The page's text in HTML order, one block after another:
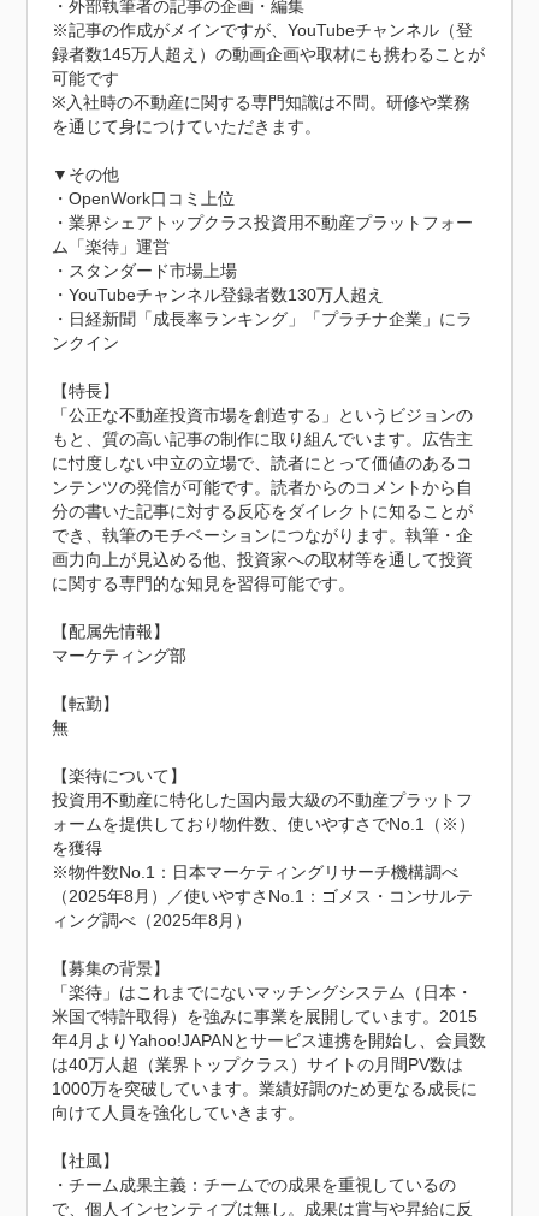
・外部執筆者の記事の企画・編集
※記事の作成がメインですが、YouTubeチャンネル（登
録者数145万人超え）の動画企画や取材にも携わることが
可能です
※入社時の不動産に関する専門知識は不問。研修や業務
を通じて身につけていただきます。
▼その他
・OpenWork口コミ上位
・業界シェアトップクラス投資用不動産プラットフォー
ム「楽待」運営
・スタンダード市場上場
・YouTubeチャンネル登録者数130万人超え
・日経新聞「成長率ランキング」「プラチナ企業」にラ
ンクイン
【特長】
「公正な不動産投資市場を創造する」というビジョンの
もと、質の高い記事の制作に取り組んでいます。広告主
に忖度しない中立の立場で、読者にとって価値のあるコ
ンテンツの発信が可能です。読者からのコメントから自
分の書いた記事に対する反応をダイレクトに知ることが
でき、執筆のモチベーションにつながります。執筆・企
画力向上が見込める他、投資家への取材等を通して投資
に関する専門的な知見を習得可能です。
【配属先情報】
マーケティング部
【転勤】
無
【楽待について】
投資用不動産に特化した国内最大級の不動産プラットフ
ォームを提供しており物件数、使いやすさでNo.1（※）
を獲得
※物件数No.1：日本マーケティングリサーチ機構調べ
（2025年8月）／使いやすさNo.1：ゴメス・コンサルテ
ィング調べ（2025年8月）
【募集の背景】
「楽待」はこれまでにないマッチングシステム（日本・
米国で特許取得）を強みに事業を展開しています。2015
年4月よりYahoo!JAPANとサービス連携を開始し、会員数
は40万人超（業界トップクラス）サイトの月間PV数は
1000万を突破しています。業績好調のため更なる成長に
向けて人員を強化していきます。
【社風】
・チーム成果主義：チームでの成果を重視しているの
で、個人インセンティブは無し。成果は賞与や昇給に反